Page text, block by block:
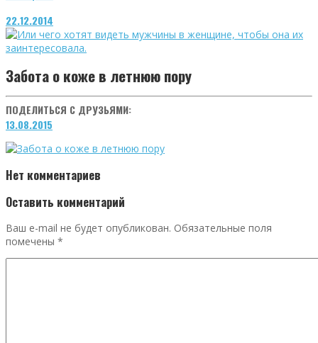
22.12.2014
Забота о коже в летнюю пору
ПОДЕЛИТЬСЯ С ДРУЗЬЯМИ:
13.08.2015
Нет комментариев
Оставить комментарий
Ваш e-mail не будет опубликован. Обязательные поля
помечены *